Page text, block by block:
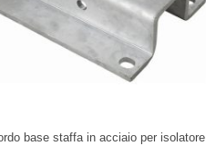
base staffa in acciaio per isolatore